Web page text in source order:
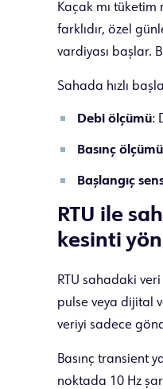
Kaçak mı tüketim
farklıdır, özel
vardiyası başlar.
Sahada hızlı
Debi ölçümü:
Basınç ölçümü
Başlangıç
RTU ile
kesinti
RTU sahadaki
pulse veya dijital
veriyi sadece
Basınç transient
noktada 10 Hz